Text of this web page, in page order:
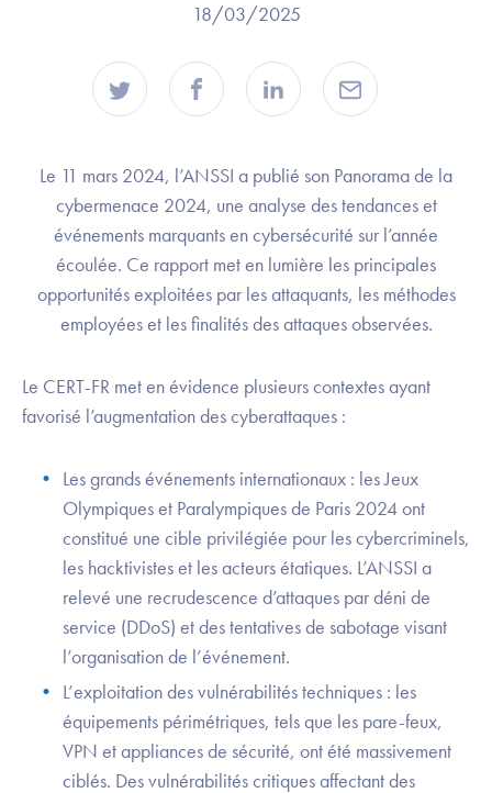
18/03/2025
Le 11 mars 2024, l’ANSSI a publié son Panorama de la
cybermenace 2024, une analyse des tendances et
événements marquants en cybersécurité sur l’année
écoulée. Ce rapport met en lumière les principales
opportunités exploitées par les attaquants, les méthodes
employées et les finalités des attaques observées.
Le CERT-FR met en évidence plusieurs contextes ayant
favorisé l’augmentation des cyberattaques :
Les grands événements internationaux : les Jeux
Olympiques et Paralympiques de Paris 2024 ont
constitué une cible privilégiée pour les cybercriminels,
les hacktivistes et les acteurs étatiques. L’ANSSI a
relevé une recrudescence d’attaques par déni de
service (DDoS) et des tentatives de sabotage visant
l’organisation de l’événement.
L’exploitation des vulnérabilités techniques : les
équipements périmétriques, tels que les pare-feux,
VPN et appliances de sécurité, ont été massivement
ciblés. Des vulnérabilités critiques affectant des